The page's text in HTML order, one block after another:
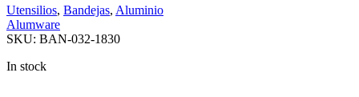
Utensilios, Bandejas, Aluminio
Alumware
SKU: BAN-032-1830
In stock